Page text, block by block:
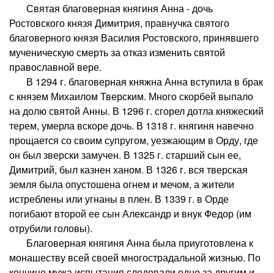
Святая благоверная княгиня Анна - дочь
Ростовского князя Димитрия, правнучка святого
благоверного князя Василия Ростовского, принявшего
мученическую смерть за отказ изменить святой
православной вере.
В 1294 г. благоверная княжна Анна вступила в брак
с князем Михаилом Тверским. Много скорбей выпало
на долю святой Анны. В 1296 г. сгорел дотла княжеский
терем, умерла вскоре дочь. В 1318 г. княгиня навечно
прощается со своим супругом, уезжающим в Орду, где
он был зверски замучен. В 1325 г. старший сын ее,
Димитрий, был казнен ханом. В 1326 г. вся тверская
земля была опустошена огнем и мечом, а жители
истреблены или угнаны в плен. В 1339 г. в Орде
погибают второй ее сын Александр и внук Федор (им
отрубили головы).
Благоверная княгиня Анна была приуготовлена к
монашеству всей своей многострадальной жизнью. По